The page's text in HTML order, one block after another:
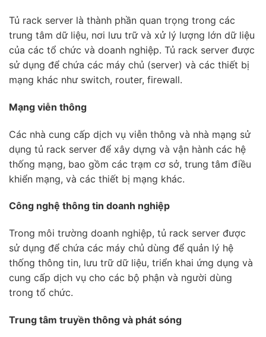
Tủ rack server là thành phần quan trọng trong các
trung tâm dữ liệu, nơi lưu trữ và xử lý lượng lớn dữ liệu
của các tổ chức và doanh nghiệp. Tủ rack server được
sử dụng để chứa các máy chủ (server) và các thiết bị
mạng khác như switch, router, firewall.
Mạng viễn thông
Các nhà cung cấp dịch vụ viễn thông và nhà mạng sử
dụng tủ rack server để xây dựng và vận hành các hệ
thống mạng, bao gồm các trạm cơ sở, trung tâm điều
khiển mạng, và các thiết bị mạng khác.
Công nghệ thông tin doanh nghiệp
Trong môi trường doanh nghiệp, tủ rack server được
sử dụng để chứa các máy chủ dùng để quản lý hệ
thống thông tin, lưu trữ dữ liệu, triển khai ứng dụng và
cung cấp dịch vụ cho các bộ phận và người dùng
trong tổ chức.
Trung tâm truyền thông và phát sóng